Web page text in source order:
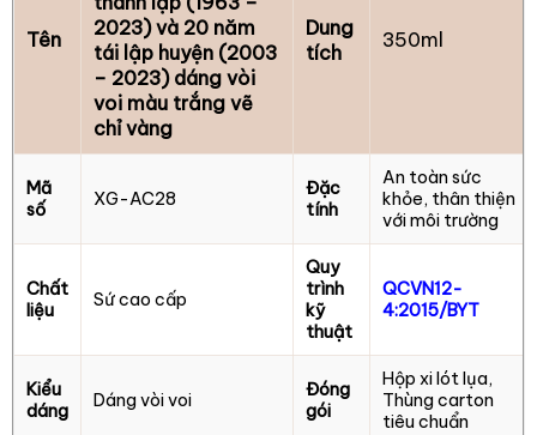
Tên
2023) và 20 năm
tái lập huyện (2003
– 2023) dáng vòi
voi màu trắng vẽ
chỉ vàng
Dung
tích
350ml
Mã
số
XG-AC28
Đặc
tính
An toàn sức
khỏe, thân thiện
với môi trường
Chất
liệu
Sứ cao cấp
Quy
trình
kỹ
thuật
QCVN12-
4:2015/BYT
Kiểu
dáng
Dáng vòi voi
Đóng
gói
Hộp xi lót lụa,
Thùng carton
tiêu chuẩn